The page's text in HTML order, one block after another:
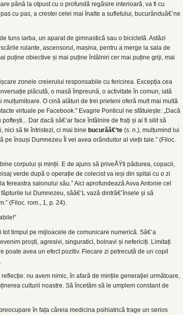
până la otpust cu o profundă regăsire interioară, va fi cu
cu pas, a crestei celei mai înalte a sufletului, bucurânduâ€‘ne
tuns iarba, un aparat de gimnastică sau o bicicletă. Astăzi
rulante, ascensorul, mașina, pentru a merge la sala de
puține obiective și mai puține întâlniri cer mai puține griji, mai
zonele creierului responsabile cu fericirea. Excepția cea
plăcută, o masă împreună, o activitate în comun, iată
mulțumitoare. O cină alături de trei prieteni oferă mult mai multă
virtuale pe Facebook.” Evagrie Ponticul ne sfătuiește: „Dacă
Dar dacă sâ€‘ar face întâlnire de frați și ai fi silit să
nici să te întristezi, ci mai bine bucurăâ€‘te (s. n.), mulțumind lui
pe însuși Dumnezeu Îl vei avea orânduitor al vieții tale.” (Filoc.
corpului și minții. E de ajuns să priveÅŸti pădurea, copacii,
verde după o operație de colecist va ieși din spital cu o zi
fereastra salonului său.” Aici aprofundează Avva Antonie cel
lui Dumnezeu, săâ€‘L vază dintrâ€‘însele și să
(Filoc. rom., 1, p. 24).
timpul pe mijloacele de comunicare numerică. Sâ€‘a
proști, agresivi, singuratici, bolnavi și nefericiți. Limitați
avea un efect pozitiv. Fiecare zi petrecută de un copil
nu avem nimic, în afară de mințile generației următoare,
culturii noastre. Să încetăm să le umplem constant de
în fața căreia medicina psihiatrică trage un serios